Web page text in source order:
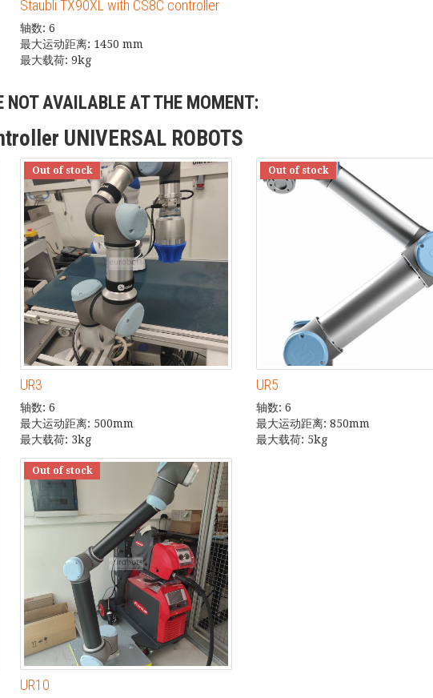
Staubli TX90XL with CS8C controller
轴数: 6
最大运动距离: 1450 mm
最大载荷: 9kg
NOT AVAILABLE AT THE MOMENT:
UNIVERSAL ROBOTS
Out of stock
UR3
轴数: 6
最大运动距离: 500mm
最大载荷: 3kg
Out of stock
UR5
轴数: 6
最大运动距离: 850mm
最大载荷: 5kg
Out of stock
UR10